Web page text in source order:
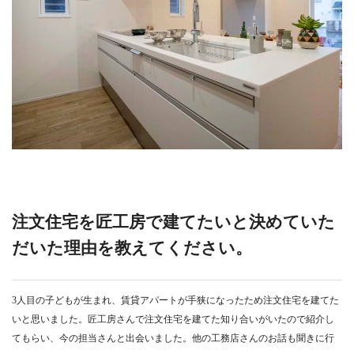
注文住宅を匠工房で建てたいと決めていた
だいた理由を教えてください。
3人目の子どもが生まれ、賃貸アパートが手狭になったため注文住宅を建てた
いと思いました。匠工房さんで注文住宅を建てた知り合いがいたので紹介し
てもらい、今の担当さんと出会いました。他の工務店さんのお話も聞きに行